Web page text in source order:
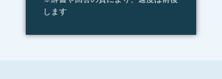
します